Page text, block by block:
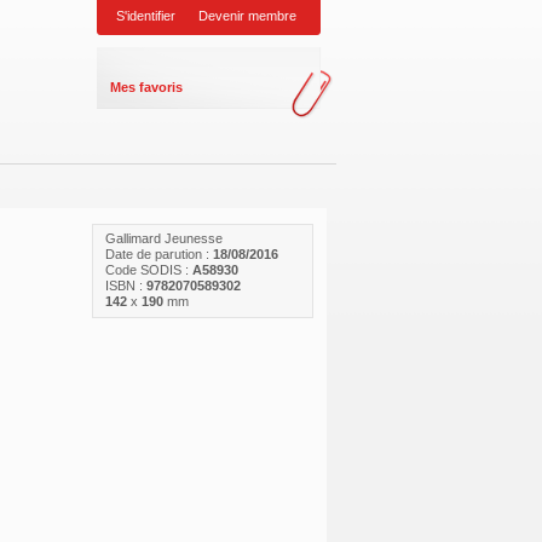
S'identifier Devenir membre
Mes favoris
Gallimard Jeunesse
Date de parution : 18/08/2016
Code SODIS : A58930
ISBN : 9782070589302
142x 190mm